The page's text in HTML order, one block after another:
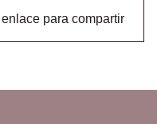
para compartir